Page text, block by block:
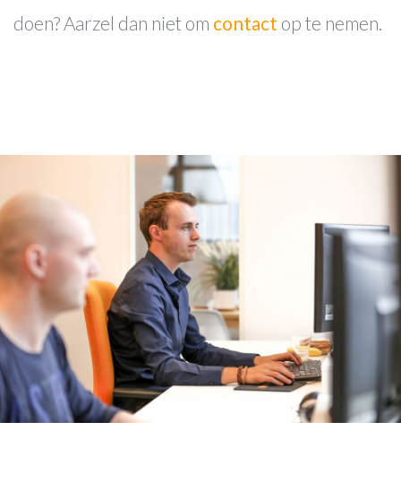
doen? Aarzel dan niet om contact op te nemen.